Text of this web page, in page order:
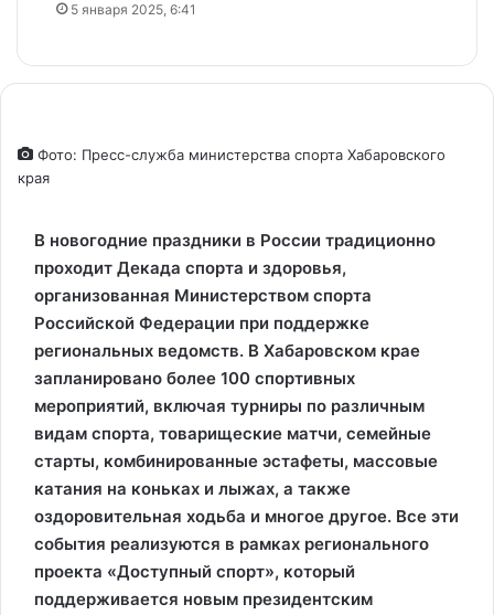
5 января 2025, 6:41
Фото: Пресс-служба министерства спорта Хабаровского
края
В новогодние праздники в России традиционно
проходит Декада спорта и здоровья,
организованная Министерством спорта
Российской Федерации при поддержке
региональных ведомств. В Хабаровском крае
запланировано более 100 спортивных
мероприятий, включая турниры по различным
видам спорта, товарищеские матчи, семейные
старты, комбинированные эстафеты, массовые
катания на коньках и лыжах, а также
оздоровительная ходьба и многое другое. Все эти
события реализуются в рамках регионального
проекта «Доступный спорт», который
поддерживается новым президентским